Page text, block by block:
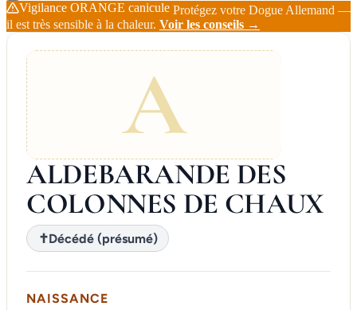
Vigilance ORANGE canicule Protégez votre Dogue Allemand —
il est très sensible à la chaleur. Voir les conseils →
A
ALDEBARANDE DES
COLONNES DE CHAUX
✝Décédé (présumé)
NAISSANCE